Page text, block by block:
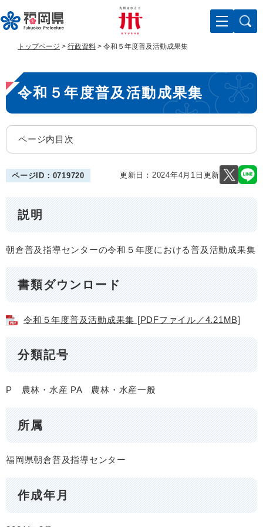
ー
ジ
で
す
ニ
ュ
ば
し
文
トップページ > 行政資料 > 令和５年度普及活動成果集
本
文
令和５年度普及活動成果集
ページ内目次
ページID：0719720 更新日：2024年4月1日更新
説明
朝倉普及指導センターの令和５年度における普及活動成果集
書類ダウンロード
令和５年度普及活動成果集 [PDFファイル／4.21MB]
分類記号
P 農林・水産 PA 農林・水産一般
所属
福岡県朝倉普及指導センター
作成年月